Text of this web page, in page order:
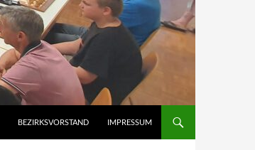
BEZIRKSVORSTAND IMPRESSUM